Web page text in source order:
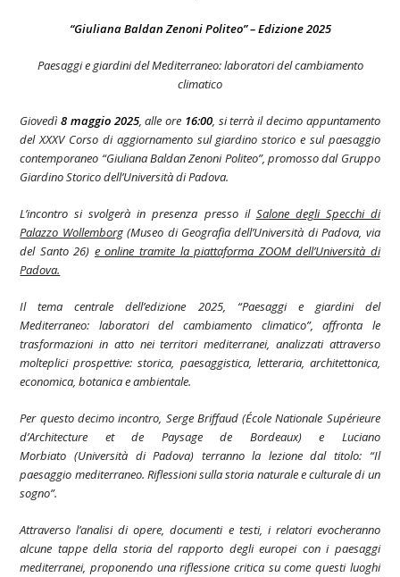
“Giuliana Baldan Zenoni Politeo” – Edizione 2025
Paesaggi e giardini del Mediterraneo: laboratori del cambiamento
climatico
Giovedì 8 maggio 2025, alle ore 16:00, si terrà il decimo appuntamento
del XXXV Corso di aggiornamento sul giardino storico e sul paesaggio
contemporaneo “Giuliana Baldan Zenoni Politeo”, promosso dal Gruppo
Giardino Storico dell’Università di Padova.
L’incontro si svolgerà in presenza presso il Salone degli Specchi di
Palazzo Wollemborg(Museo di Geografia dell’Università di Padova, via
del Santo 26) eonline tramite la piattaforma ZOOM dell’Università di
Padova.
Il tema centrale dell’edizione 2025, “Paesaggi e giardini del
Mediterraneo: laboratori del cambiamento climatico”, affronta le
trasformazioni in atto nei territori mediterranei, analizzati attraverso
molteplici prospettive: storica, paesaggistica, letteraria, architettonica,
economica, botanica e ambientale.
Per questo decimo incontro, Serge Briffaud(École Nationale Supérieure
d’Architecture et de Paysage de Bordeaux) e Luciano
Morbiato (Università di Padova) terranno la lezione dal titolo: “Il
paesaggio mediterraneo. Riflessioni sulla storia naturale e culturale di un
sogno”.
Attraverso l’analisi di opere, documenti e testi, i relatori evocheranno
alcune tappe della storia del rapporto degli europei con i paesaggi
mediterranei, proponendo una riflessione critica su come questi luoghi